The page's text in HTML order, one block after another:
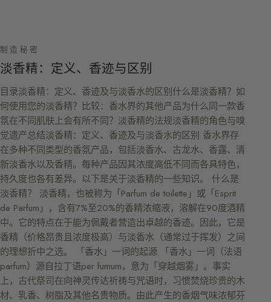
制造秘密
淡香精：定义、香迹与区别
目录淡香精：定义、香迹及与淡香水的区别什么是淡香精？如
何使用您的淡香精？比较：香水界的其他产品为什么同一款香
氛在不同肌肤上会有所不同？淡香精的法规淡香精的角色与嗅
觉遗产总结淡香精：定义、香迹及与淡香水的区别 香水界存
在多种不同类型的香氛产品，包括淡香水、古龙水、香露、清
新淡香水以及香精。每种产品因其浓度高低不同而各具特色，
持久度也各有差异。以下是关于淡香精的一些知识。 什么是
淡香精？ 淡香精，也被称为「Parfum de toilette」或「Esprit
de Parfum」，含有7%至20%的香精浓缩液，溶解在90度酒精
中。它的特点在于能为佩戴者营造出卓越的香迹。因此，它是
香精（价格昂贵且浓度极高）与淡香水（通常过于挥发）之间
的理想折中之选。 「香水」一词的起源 「香水」一词（法语
parfum）源自拉丁语per fumum，意为「穿越烟雾」。事实
上，古代祭司在向神灵传达祈祷与咒语时，习惯焚烧珍贵的木
材、乳香、树脂及其他名贵物质。由此产生的香烟气味浓郁芬